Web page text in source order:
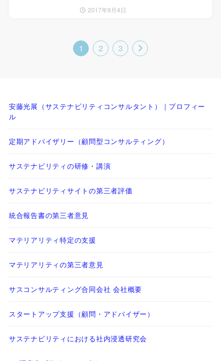
2017年9月4日
1 2 3
安藤光展（サステナビリティコンサルタント）｜プロフィー
ル
定期アドバイザリー（顧問型コンサルティング）
サステナビリティの研修・講演
サステナビリティサイトの第三者評価
統合報告書の第三者意見
マテリアリティ特定の支援
マテリアリティの第三者意見
サスコンサルティング合同会社 会社概要
スタートアップ支援（顧問・アドバイザー）
サステナビリティにおける社内浸透研究会